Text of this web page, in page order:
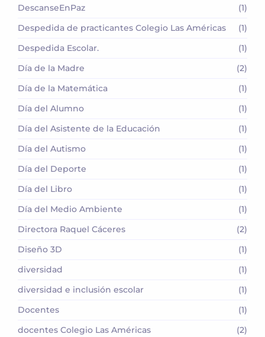
DescanseEnPaz
(1)
Despedida de practicantes Colegio Las Américas
(1)
Despedida Escolar.
(1)
Día de la Madre
(2)
Día de la Matemática
(1)
Día del Alumno
(1)
Día del Asistente de la Educación
(1)
Día del Autismo
(1)
Día del Deporte
(1)
Día del Libro
(1)
Día del Medio Ambiente
(1)
Directora Raquel Cáceres
(2)
Diseño 3D
(1)
diversidad
(1)
diversidad e inclusión escolar
(1)
Docentes
(1)
docentes Colegio Las Américas
(2)